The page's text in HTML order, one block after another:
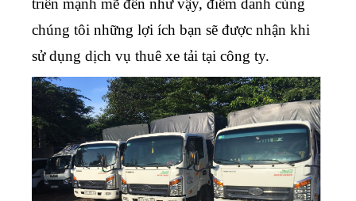
chúng tôi những lợi ích bạn sẽ được nhận khi
sử dụng dịch vụ thuê xe tải tại công ty.